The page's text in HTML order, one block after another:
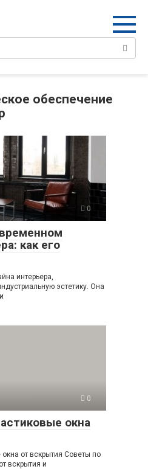
обеспечение
0
как его
интерьера,
эстетику. Она
0
окна
от вскрытия Советы по
вскрытия и